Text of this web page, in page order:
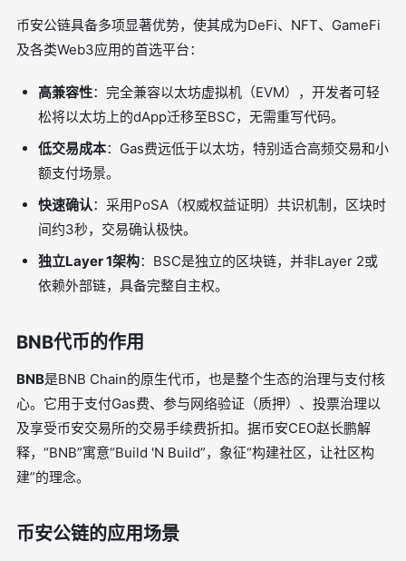
币安公链具备多项显著优势，使其成为DeFi、NFT、GameFi
及各类Web3应用的首选平台：
高兼容性：完全兼容以太坊虚拟机（EVM），开发者可轻
松将以太坊上的dApp迁移至BSC，无需重写代码。
低交易成本：Gas费远低于以太坊，特别适合高频交易和小
额支付场景。
快速确认：采用PoSA（权威权益证明）共识机制，区块时
间约3秒，交易确认极快。
独立Layer 1架构：BSC是独立的区块链，并非Layer 2或
依赖外部链，具备完整自主权。
BNB代币的作用
BNB是BNB Chain的原生代币，也是整个生态的治理与支付核
心。它用于支付Gas费、参与网络验证（质押）、投票治理以
及享受币安交易所的交易手续费折扣。据币安CEO赵长鹏解
释，“BNB”寓意“Build 'N Build”，象征“构建社区，让社区构
建”的理念。
币安公链的应用场景